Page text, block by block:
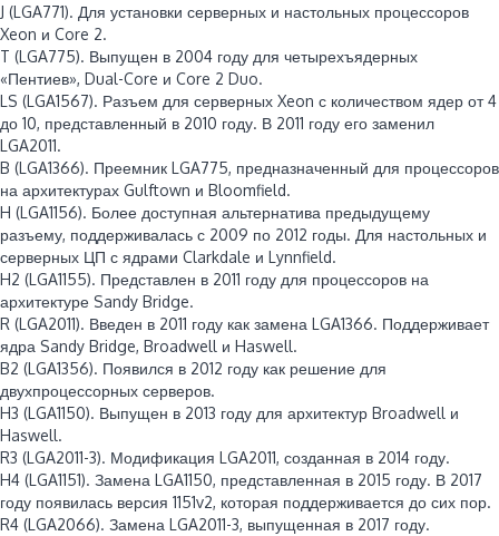
J (LGA771). Для установки серверных и настольных процессоров
Xeon и Core 2.
T (LGA775). Выпущен в 2004 году для четырехъядерных
«Пентиев», Dual-Core и Core 2 Duo.
LS (LGA1567). Разъем для серверных Xeon с количеством ядер от 4
до 10, представленный в 2010 году. В 2011 году его заменил
LGA2011.
B (LGA1366). Преемник LGA775, предназначенный для процессоров
на архитектурах Gulftown и Bloomfield.
H (LGA1156). Более доступная альтернатива предыдущему
разъему, поддерживалась с 2009 по 2012 годы. Для настольных и
серверных ЦП с ядрами Clarkdale и Lynnfield.
H2 (LGA1155). Представлен в 2011 году для процессоров на
архитектуре Sandy Bridge.
R (LGA2011). Введен в 2011 году как замена LGA1366. Поддерживает
ядра Sandy Bridge, Broadwell и Haswell.
B2 (LGA1356). Появился в 2012 году как решение для
двухпроцессорных серверов.
H3 (LGA1150). Выпущен в 2013 году для архитектур Broadwell и
Haswell.
R3 (LGA2011-3). Модификация LGA2011, созданная в 2014 году.
H4 (LGA1151). Замена LGA1150, представленная в 2015 году. В 2017
году появилась версия 1151v2, которая поддерживается до сих пор.
R4 (LGA2066). Замена LGA2011-3, выпущенная в 2017 году.